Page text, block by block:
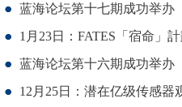
蓝海论坛第十七期成功举办
1月23日：FATES「宿命」
蓝海论坛第十六期成功举办